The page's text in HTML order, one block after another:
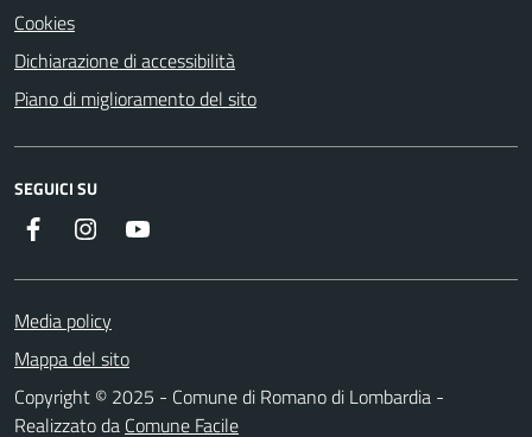
Cookies
Dichiarazione di accessibilità
Piano di miglioramento del sito
SEGUICI SU
Facebook Instagram
Media policy
Mappa del sito
Copyright © 2025 - Comune di Romano di Lombardia -
Realizzato da Comune Facile